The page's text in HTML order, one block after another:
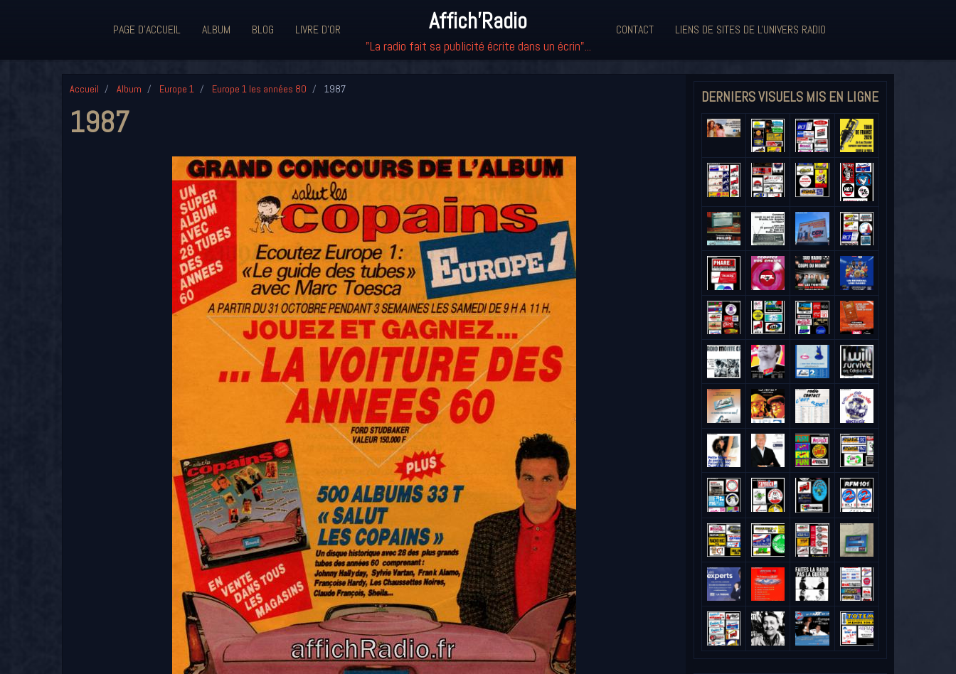
PAGE D'ACCUEIL ALBUM BLOG LIVRE D'OR Affich'Radio
"La radio fait sa publicité écrite dans un écrin"...
CONTACT LIENS DE SITES DE L'UNIVERS RADIO
Accueil Album Europe 1 Europe 1 les années 80 1987
1987
DERNIERS VISUELS MIS EN LIGNE